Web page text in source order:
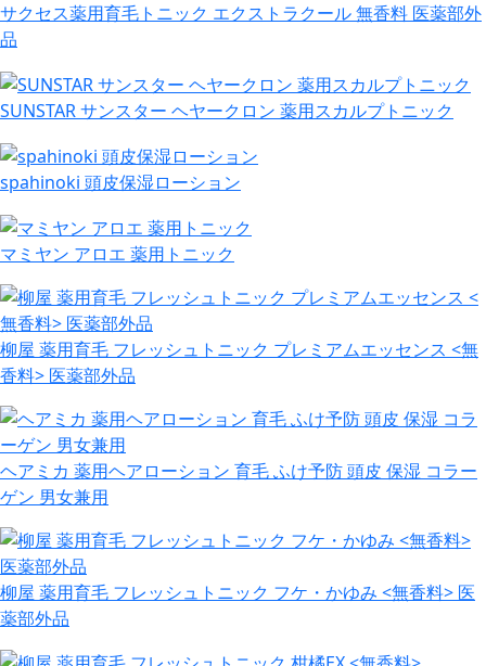
サクセス薬用育毛トニック エクストラクール 無香料 医薬部外
品
SUNSTAR サンスター ヘヤークロン 薬用スカルプトニック
spahinoki 頭皮保湿ローション
マミヤン アロエ 薬用トニック
柳屋 薬用育毛 フレッシュトニック プレミアムエッセンス <無
香料> 医薬部外品
ヘアミカ 薬用ヘアローション 育毛 ふけ予防 頭皮 保湿 コラー
ゲン 男女兼用
柳屋 薬用育毛 フレッシュトニック フケ・かゆみ <無香料> 医
薬部外品